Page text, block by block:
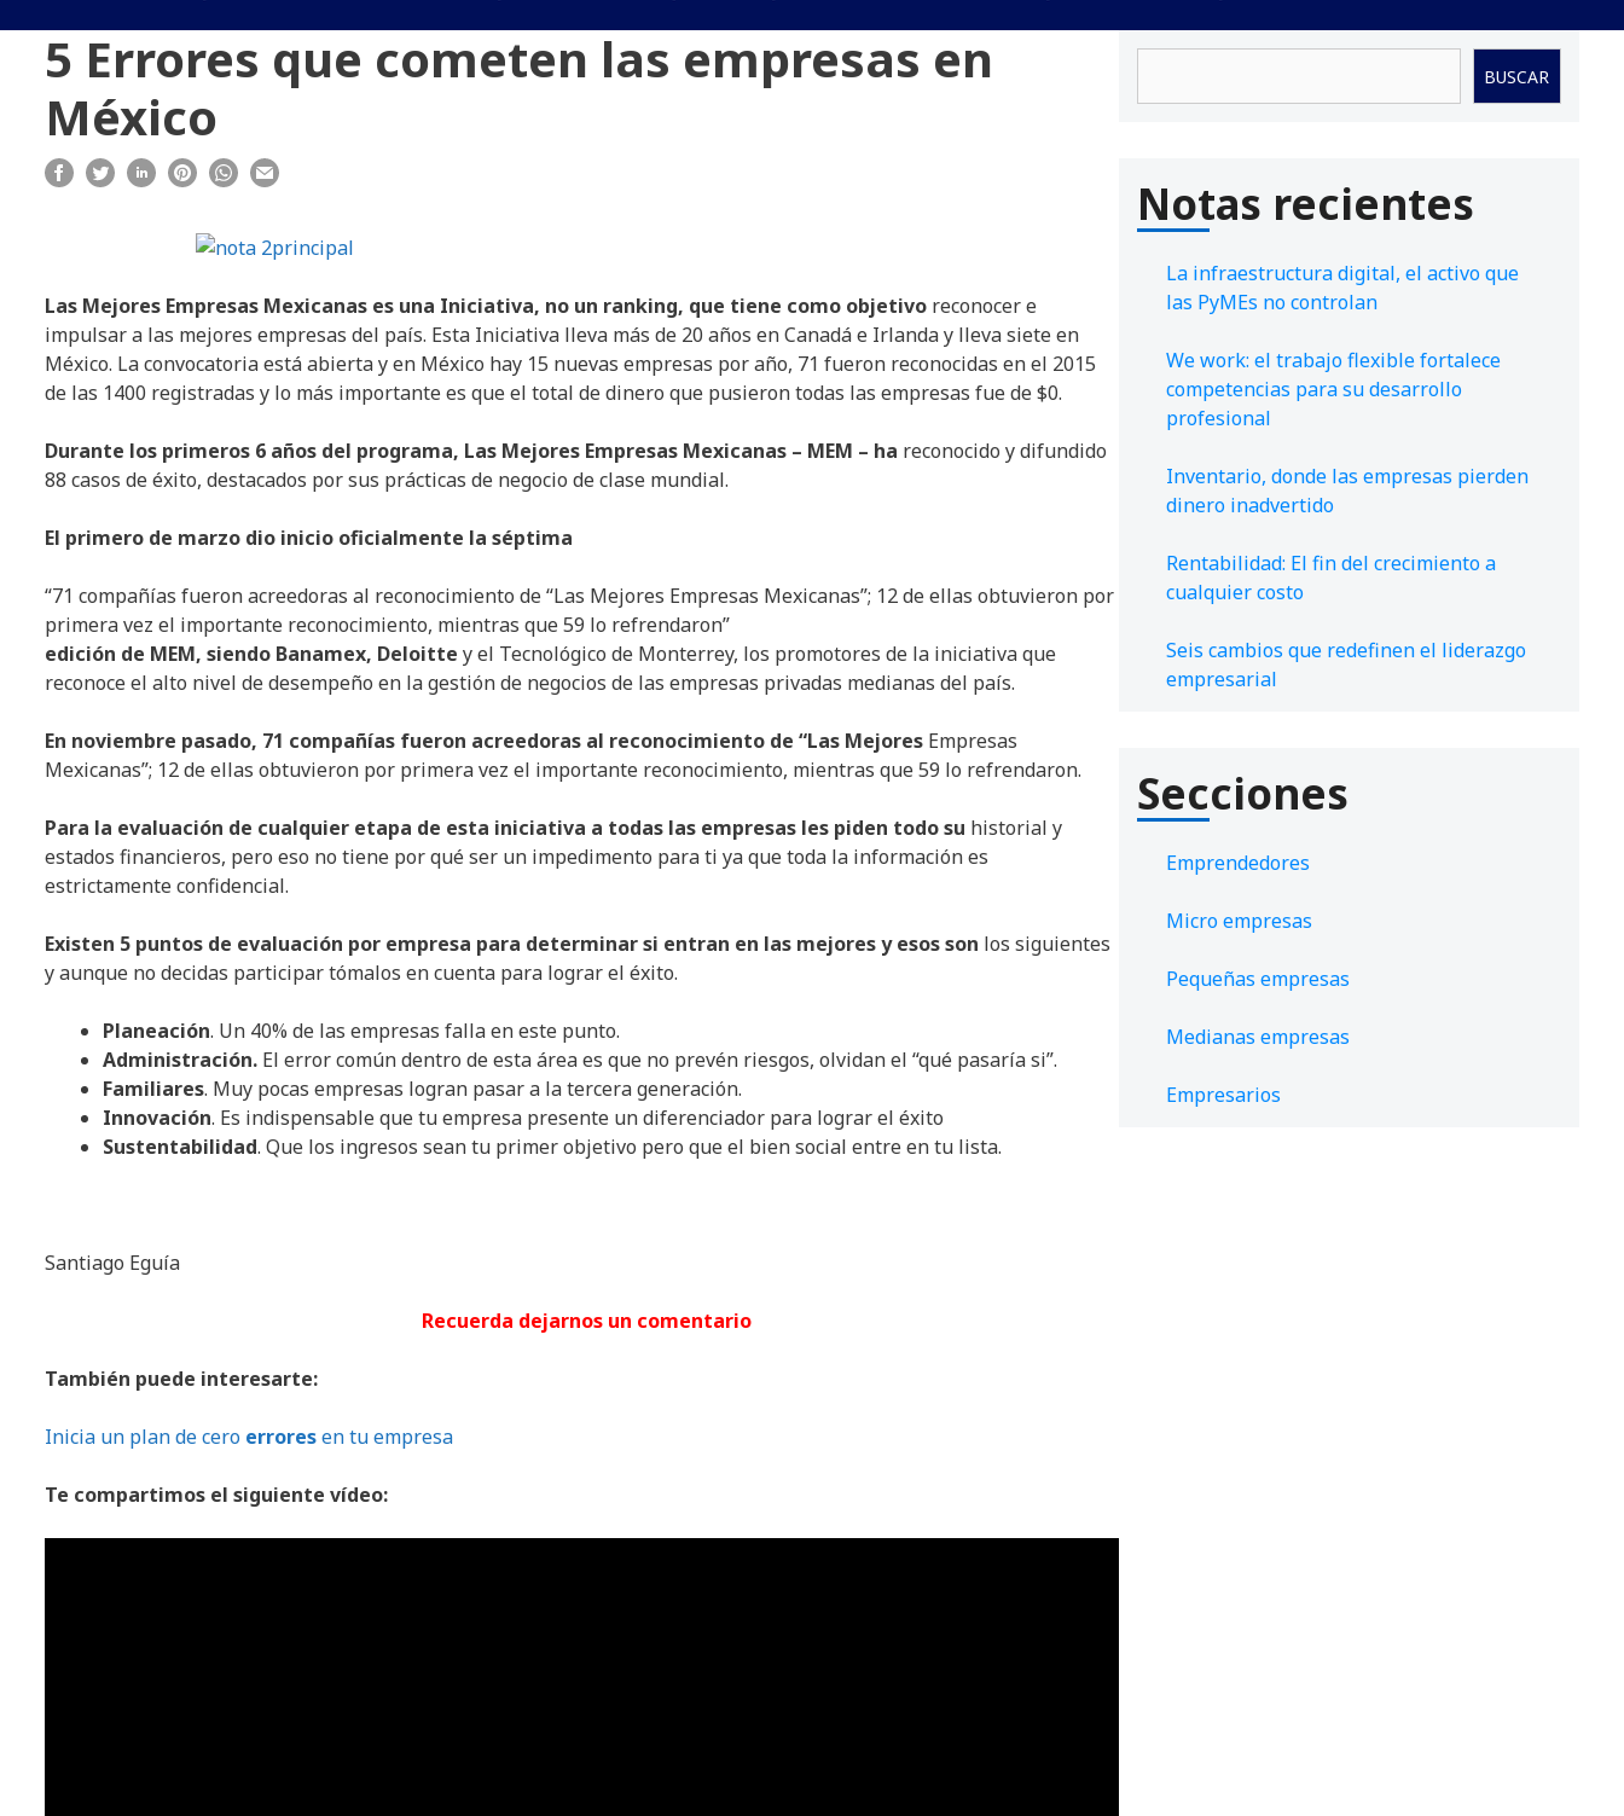
5 Errores que cometen las empresas en
México
Las Mejores Empresas Mexicanas es una Iniciativa, no un ranking, que tiene como objetivo reconocer e
impulsar a las mejores empresas del país. Esta Iniciativa lleva más de 20 años en Canadá e Irlanda y lleva siete en
México. La convocatoria está abierta y en México hay 15 nuevas empresas por año, 71 fueron reconocidas en el 2015
de las 1400 registradas y lo más importante es que el total de dinero que pusieron todas las empresas fue de $0.
Durante los primeros 6 años del programa, Las Mejores Empresas Mexicanas – MEM – ha reconocido y difundido
88 casos de éxito, destacados por sus prácticas de negocio de clase mundial.
El primero de marzo dio inicio oficialmente la séptima
“71 compañías fueron acreedoras al reconocimiento de “Las Mejores Empresas Mexicanas”; 12 de ellas obtuvieron por
primera vez el importante reconocimiento, mientras que 59 lo refrendaron”
edición de MEM, siendo Banamex, Deloitte y el Tecnológico de Monterrey, los promotores de la iniciativa que
reconoce el alto nivel de desempeño en la gestión de negocios de las empresas privadas medianas del país.
En noviembre pasado, 71 compañías fueron acreedoras al reconocimiento de “Las Mejores Empresas
Mexicanas”; 12 de ellas obtuvieron por primera vez el importante reconocimiento, mientras que 59 lo refrendaron.
Para la evaluación de cualquier etapa de esta iniciativa a todas las empresas les piden todo su historial y
estados financieros, pero eso no tiene por qué ser un impedimento para ti ya que toda la información es
estrictamente confidencial.
Existen 5 puntos de evaluación por empresa para determinar si entran en las mejores y esos son los siguientes
y aunque no decidas participar tómalos en cuenta para lograr el éxito.
Planeación. Un 40% de las empresas falla en este punto.
Administración. El error común dentro de esta área es que no prevén riesgos, olvidan el “qué pasaría si”.
Familiares. Muy pocas empresas logran pasar a la tercera generación.
Innovación. Es indispensable que tu empresa presente un diferenciador para lograr el éxito
Sustentabilidad. Que los ingresos sean tu primer objetivo pero que el bien social entre en tu lista.
Santiago Eguía
Recuerda dejarnos un comentario
También puede interesarte:
Inicia un plan de cero erroresen tu empresa
Te compartimos el siguiente vídeo:
BUSCAR
Notas recientes
La infraestructura digital, el activo que
las PyMEs no controlan
We work: el trabajo flexible fortalece
competencias para su desarrollo
profesional
Inventario, donde las empresas pierden
dinero inadvertido
Rentabilidad: El fin del crecimiento a
cualquier costo
Seis cambios que redefinen el liderazgo
empresarial
Secciones
Emprendedores
Micro empresas
Pequeñas empresas
Medianas empresas
Empresarios